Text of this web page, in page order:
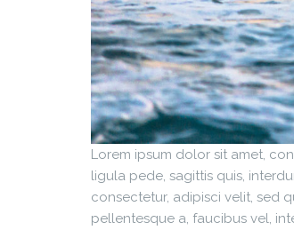
Lorem ipsum dolor sit amet,
ligula pede, sagittis quis,
consectetur, adipisci velit, sed
pellentesque a, faucibus vel,